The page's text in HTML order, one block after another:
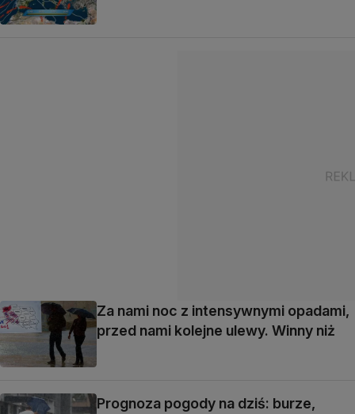
Za nami noc z intensywnymi opadami,
przed nami kolejne ulewy. Winny niż
Prognoza pogody na dziś: burze,